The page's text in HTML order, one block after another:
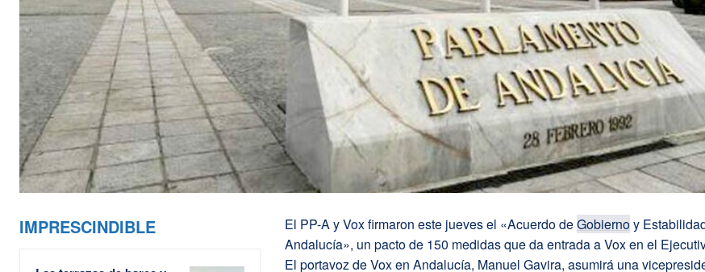
IMPRESCINDIBLE El PP-A y Vox firmaron este jueves el «Acuerdo deGobiernoy
Andalucía», un pacto de 150 medidas que da entrada a Vox en el
El portavoz de Vox en Andalucía, Manuel Gavira, asumirá una